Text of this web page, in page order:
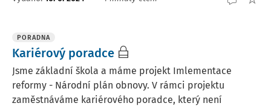
PORADNA
Kariérový poradce
Jsme základní škola a máme projekt Imlementace
reformy - Národní plán obnovy. V rámci projektu
zaměstnáváme kariérového poradce, který není